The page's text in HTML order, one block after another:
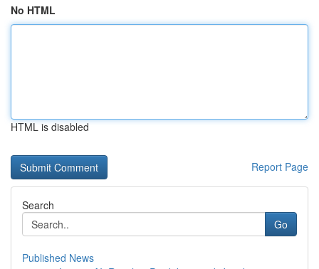
No HTML
HTML is disabled
Report Page
Search
Go
Published News